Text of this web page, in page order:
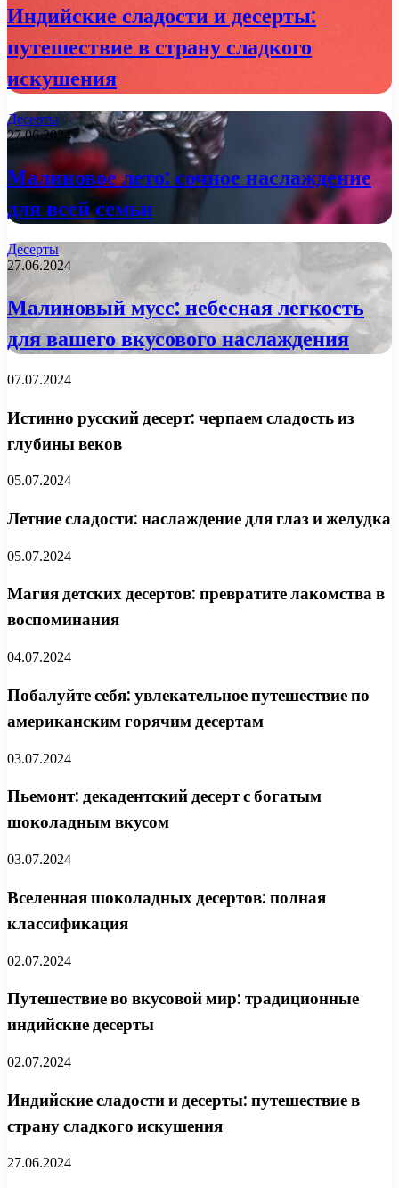
Индийские сладости и десерты:
путешествие в страну сладкого
искушения
Десерты
27.06.2024
Малиновое лето: сочное наслаждение
для всей семьи
Десерты
27.06.2024
Малиновый мусс: небесная легкость
для вашего вкусового наслаждения
07.07.2024
Истинно русский десерт: черпаем сладость из
глубины веков
05.07.2024
Летние сладости: наслаждение для глаз и желудка
05.07.2024
Магия детских десертов: превратите лакомства в
воспоминания
04.07.2024
Побалуйте себя: увлекательное путешествие по
американским горячим десертам
03.07.2024
Пьемонт: декадентский десерт с богатым
шоколадным вкусом
03.07.2024
Вселенная шоколадных десертов: полная
классификация
02.07.2024
Путешествие во вкусовой мир: традиционные
индийские десерты
02.07.2024
Индийские сладости и десерты: путешествие в
страну сладкого искушения
27.06.2024